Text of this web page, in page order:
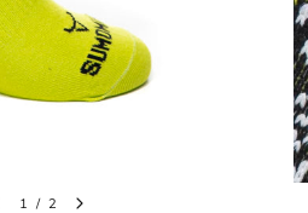
1 / 2